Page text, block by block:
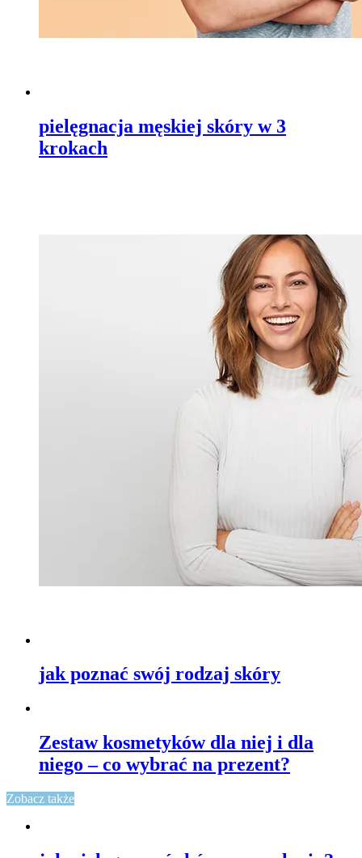
pielęgnacja męskiej skóry w 3
krokach
jak poznać swój rodzaj skóry
Zestaw kosmetyków dla niej i dla
niego – co wybrać na prezent?
Zobacz także